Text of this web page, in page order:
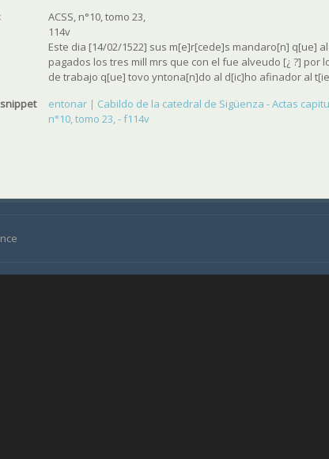
ACSS, n°10, tomo 23,
114v
Este dia [14/02/1522] sus m[e]r[cede]s mandaro[n] q[ue]
pagados los tres mill mrs que con el fue alveudo [¿ ?] por
de trabajo q[ue] tovo yntona[n]do al d[ic]ho afinador al
entonar | Cabildo de la catedral de Sigüenza - Actas
n°10, tomo 23, - f114v